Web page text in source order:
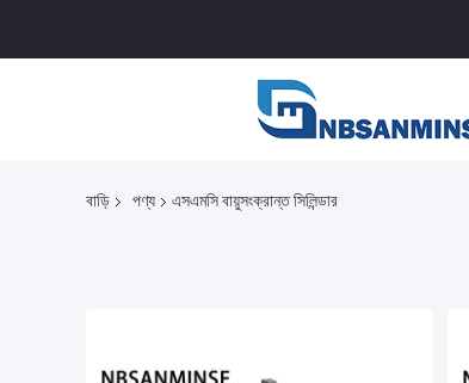
বাড়ি পণ্য এসএমসি বায়ুসংক্রান্ত সিলিন্ডার